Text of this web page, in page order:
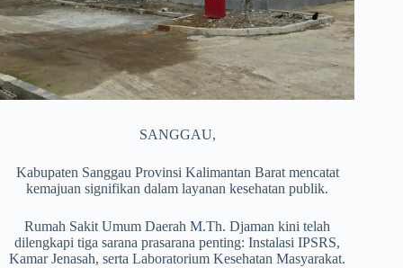
SANGGAU,
Kabupaten Sanggau Provinsi Kalimantan Barat mencatat
kemajuan signifikan dalam layanan kesehatan publik.
Rumah Sakit Umum Daerah M.Th. Djaman kini telah
dilengkapi tiga sarana prasarana penting: Instalasi IPSRS,
Kamar Jenasah, serta Laboratorium Kesehatan Masyarakat.